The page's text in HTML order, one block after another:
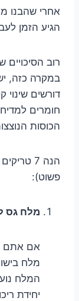
אחרי שהבנו
הגיע הזמן
רוב
במקרה כזה,
דורשים
חומרים
הכוסות
הנה 7
פשוט):
מלח גס
אם אתם
מלח
המלח
יחידת